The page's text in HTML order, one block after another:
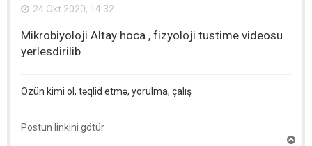
24 Okt 2020, 14:32
Mikrobiyoloji Altay hoca , fizyoloji tustime videosu
yerlesdirilib
Özün kimi ol, təqlid etmə, yorulma, çalış
Postun linkini götür